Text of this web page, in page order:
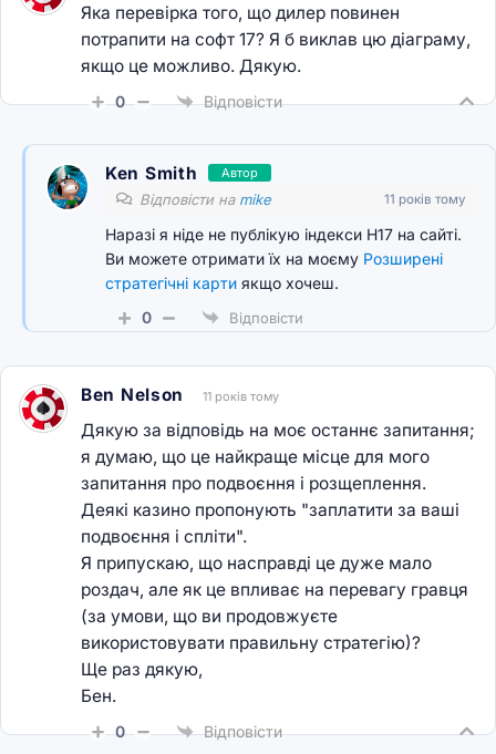
Яка перевірка того, що дилер повинен
потрапити на софт 17? Я б виклав цю діаграму,
якщо це можливо. Дякую.
0 Відповісти
Ken Smith Автор
Відповісти на mike 11 років тому
Наразі я ніде не публікую індекси H17 на сайті.
Ви можете отримати їх на моєму Розширені
стратегічні карти якщо хочеш.
0
Відповісти
Ben Nelson 11 років тому
Дякую за відповідь на моє останнє запитання;
я думаю, що це найкраще місце для мого
запитання про подвоєння і розщеплення.
Деякі казино пропонують "заплатити за ваші
подвоєння і спліти".
Я припускаю, що насправді це дуже мало
роздач, але як це впливає на перевагу гравця
(за умови, що ви продовжуєте
використовувати правильну стратегію)?
Ще раз дякую,
Бен.
0 Відповісти